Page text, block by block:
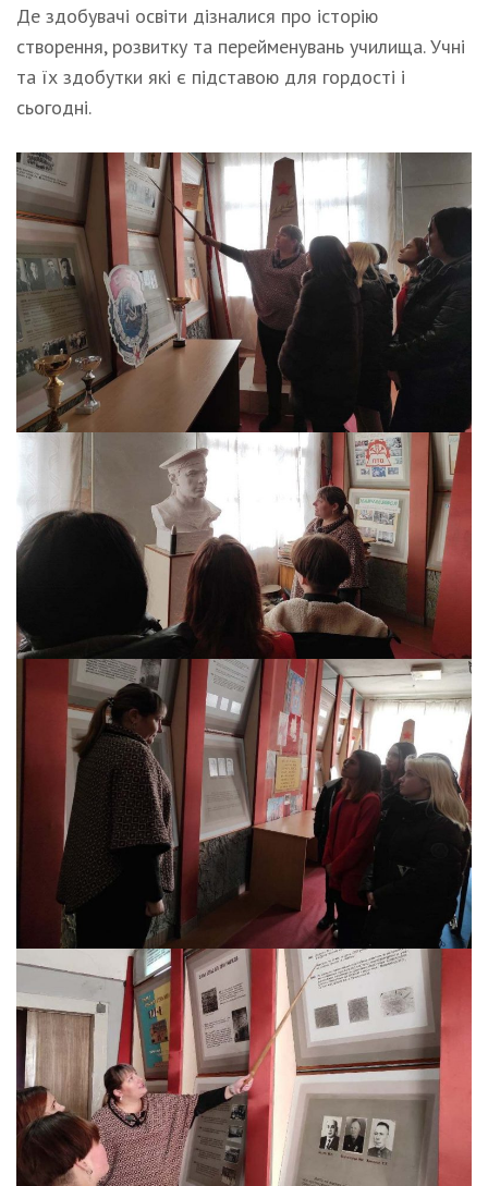
Де здобувачі освіти дізналися про історію
створення, розвитку та перейменувань училища. Учні
та їх здобутки які є підставою для гордості і
сьогодні.